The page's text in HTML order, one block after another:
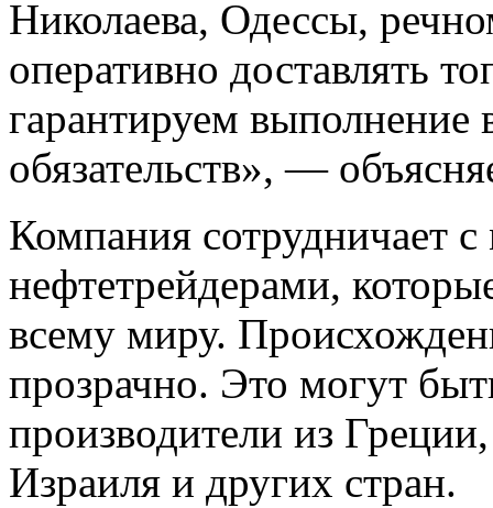
Николаева, Одессы,
оперативно доставлять
гарантируем выполнение
обязательств», —
Компания сотрудничает
нефтетрейдерами,
всему миру.
прозрачно. Это могут
производители из
Израиля и других стран.